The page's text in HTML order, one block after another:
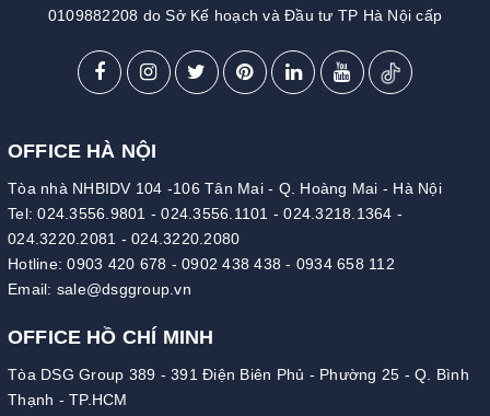
0109882208 do Sở Kế hoạch và Đầu tư TP Hà Nội cấp
OFFICE HÀ NỘI
Tòa nhà NHBIDV 104 -106 Tân Mai - Q. Hoàng Mai - Hà Nội
Tel:024.3556.9801 -024.3556.1101 -024.3218.1364 -
024.3220.2081 - 024.3220.2080
Hotline:0903 420 678 - 0902 438 438 - 0934 658 112
Email: sale@dsggroup.vn
OFFICE HỒ CHÍ MINH
Tòa DSG Group 389 - 391 Điện Biên Phủ - Phường 25 - Q. Bình
Thạnh - TP.HCM